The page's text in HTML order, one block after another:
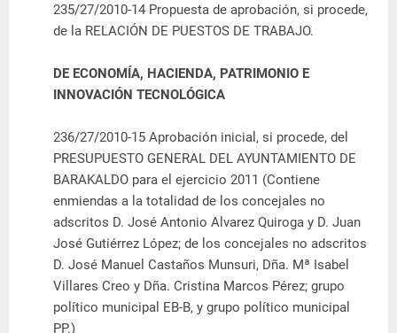
235/27/2010-14 Propuesta de aprobación, si procede,
de la RELACIÓN DE PUESTOS DE TRABAJO.
DE ECONOMÍA, HACIENDA, PATRIMONIO E
INNOVACIÓN TECNOLÓGICA
236/27/2010-15 Aprobación inicial, si procede, del
PRESUPUESTO GENERAL DEL AYUNTAMIENTO DE
BARAKALDO para el ejercicio 2011 (Contiene
enmiendas a la totalidad de los concejales no
adscritos D. José Antonio Alvarez Quiroga y D. Juan
José Gutiérrez López; de los concejales no adscritos
D. José Manuel Castaños Munsuri, Dña. Mª Isabel
Villares Creo y Dña. Cristina Marcos Pérez; grupo
político municipal EB-B, y grupo político municipal
PP.)